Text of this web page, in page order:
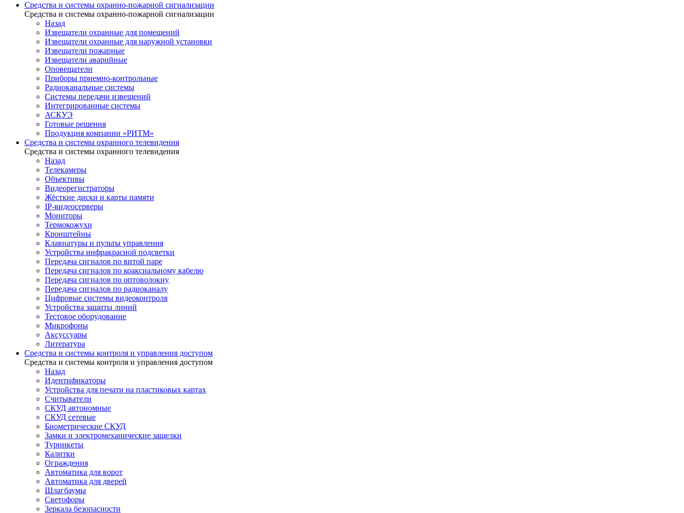
Средства и системы охранно-пожарной сигнализации
Средства и системы охранно-пожарной сигнализации
Назад
Извещатели охранные для помещений
Извещатели охранные для наружной установки
Извещатели пожарные
Извещатели аварийные
Оповещатели
Приборы приемно-контрольные
Радиоканальные системы
Системы передачи извещений
Интегрированные системы
АСКУЭ
Готовые решения
Продукция компании «РИТМ»
Средства и системы охранного телевидения
Средства и системы охранного телевидения
Назад
Телекамеры
Объективы
Видеорегистраторы
Жёсткие диски и карты памяти
IP-видеосерверы
Мониторы
Термокожухи
Кронштейны
Клавиатуры и пульты управления
Устройства инфракрасной подсветки
Передача сигналов по витой паре
Передача сигналов по коаксиальному кабелю
Передача сигналов по оптоволокну
Передача сигналов по радиоканалу
Цифровые системы видеоконтроля
Устройства защиты линий
Тестовое оборудование
Микрофоны
Аксуссуары
Литература
Средства и системы контроля и управления доступом
Средства и системы контроля и управления доступом
Назад
Идентификаторы
Устройства для печати на пластиковых картах
Считыватели
СКУД автономные
СКУД сетевые
Биометрические СКУД
Замки и электромеханические защелки
Турникеты
Калитки
Ограждения
Автоматика для ворот
Автоматика для дверей
Шлагбаумы
Светофоры
Зеркала безопасности